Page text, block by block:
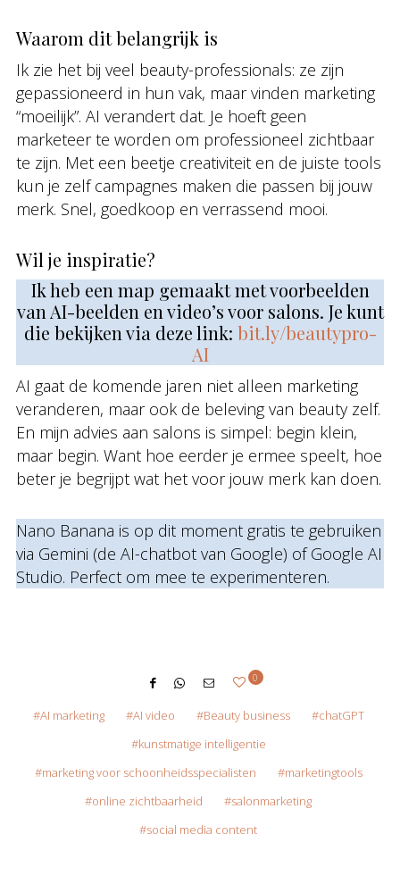
Waarom dit belangrijk is
Ik zie het bij veel beauty-professionals: ze zijn
gepassioneerd in hun vak, maar vinden marketing
“moeilijk”. AI verandert dat. Je hoeft geen
marketeer te worden om professioneel zichtbaar
te zijn. Met een beetje creativiteit en de juiste tools
kun je zelf campagnes maken die passen bij jouw
merk. Snel, goedkoop en verrassend mooi.
Wil je inspiratie?
Ik heb een map gemaakt met voorbeelden
van AI-beelden en video’s voor salons. Je kunt
die bekijken via deze link: bit.ly/beautypro-
AI
AI gaat de komende jaren niet alleen marketing
veranderen, maar ook de beleving van beauty zelf.
En mijn advies aan salons is simpel: begin klein,
maar begin. Want hoe eerder je ermee speelt, hoe
beter je begrijpt wat het voor jouw merk kan doen.
Nano Banana is op dit moment gratis te gebruiken
via Gemini (de AI-chatbot van Google) of Google AI
Studio. Perfect om mee te experimenteren.
0
AI marketing AI video Beauty business
chatGPT
kunstmatige intelligentie
marketing voor schoonheidsspecialisten
marketingtools
online zichtbaarheid
salonmarketing
social media content